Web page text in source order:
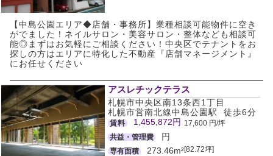
【中島公園エリア◆店舗・事務所】業種相談可能物件に空き
がでました！ネイルサロン・美容サロン・整体なども相談可
能◎まずはお気軽にご相談ください！中央区でテナントをお
探しの方はエリアに特化した不動産『店舗マネージメント』
にお任せください
アスレチックテラス
札幌市中央区南13条西1丁目
札幌市営南北線中島公園駅 徒歩6分
賃料 1,455,872円 17,600 円/坪
共益・管理費
円
専有面積 273.46m²[82.72坪]